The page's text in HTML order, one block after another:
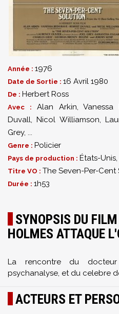
Année : 1976
Date de Sortie : 16 Avril 1980
De : Herbert Ross
Avec : Alan Arkin,Vanessa
Duvall,Nicol Williamson,
Grey, ...
Genre : Policier
Pays de production : États-
Titre VO : The Seven-Per-Cent
Durée : 1h53
SYNOPSIS DU
HOLMES ATTAQUE
La rencontre du
psychanalyse, et du celebre
ACTEURS ET